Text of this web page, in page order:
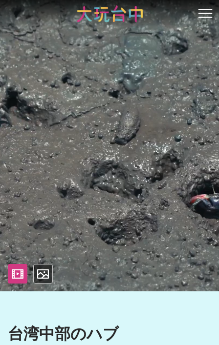
ア
ン
カ
ー
ポ
イ
ン
ト
に
移
動
す
る
開
影片照片
台湾中部のハブ